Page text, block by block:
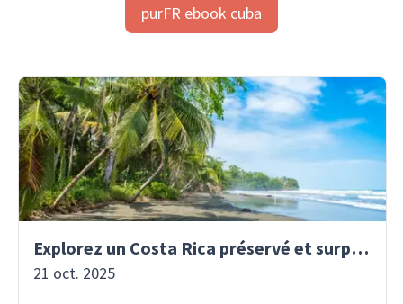
purFR ebook cuba
Explorez un Costa Rica préservé et surprenant
21 oct. 2025